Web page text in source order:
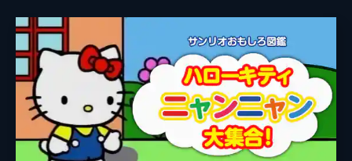
る姿を描く。小さな手でもできることを探
し、家族のために働く喜びを歌い上げる心温
まるエピソード。
2分
#4 みなみのしまのハメハメハ大王
南の島にはハメハメハ大王一家が住んでいる
よ。ロマンチックな王様、優しい女王、そし
て学校嫌いな子供たち。みんなで歌って踊っ